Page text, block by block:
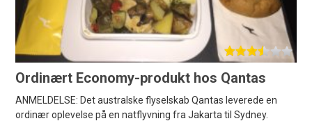
Ordinært Economy-produkt hos Qantas
ANMELDELSE: Det australske flyselskab Qantas leverede en
ordinær oplevelse på en natflyvning fra Jakarta til Sydney.